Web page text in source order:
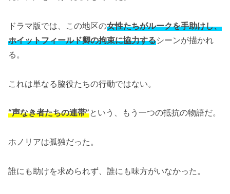
ドラマ版では、この地区の女性たちがルークを手助けし、
ホイットフィールド卿の拘束に協力するシーンが描かれ
る。
これは単なる脇役たちの行動ではない。
“声なき者たちの連帯”という、もう一つの抵抗の物語だ。
ホノリアは孤独だった。
誰にも助けを求められず、誰にも味方がいなかった。